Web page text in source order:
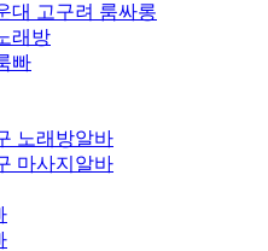
대 고구려 룸싸롱
래방
빠
노래방알바
마사지알바